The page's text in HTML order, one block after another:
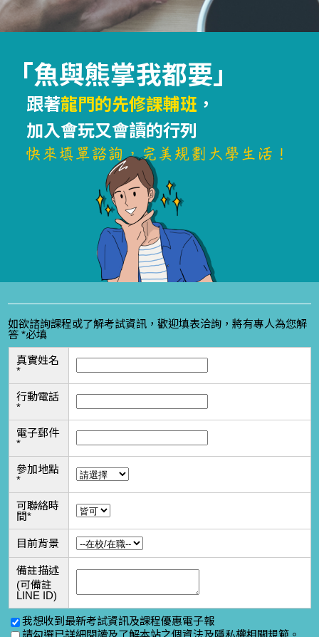
「魚與熊掌我都要」
跟著龍門的先修課輔班 ，
加入會玩又會讀的行列
如欲諮詢課程或了解考試資訊，歡迎填表洽詢，將有專人為您解
答 *必填
真實姓名
*
行動電話
*
電子郵件
*
參加地點
*
可聯絡時
間*
目前背景
備註描述
(可備註
LINE ID)
我想收到最新考試資訊及課程優惠電子報